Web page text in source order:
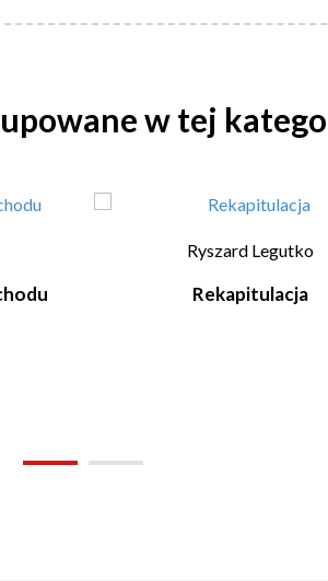
w tej
Ryszard Legutko
Rekapitulacja